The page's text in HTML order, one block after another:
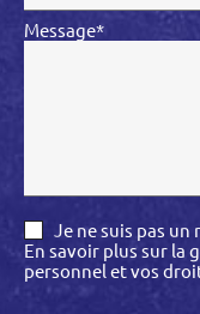
Message*
Je ne suis pas un
En savoir plus sur la
personnel et vos